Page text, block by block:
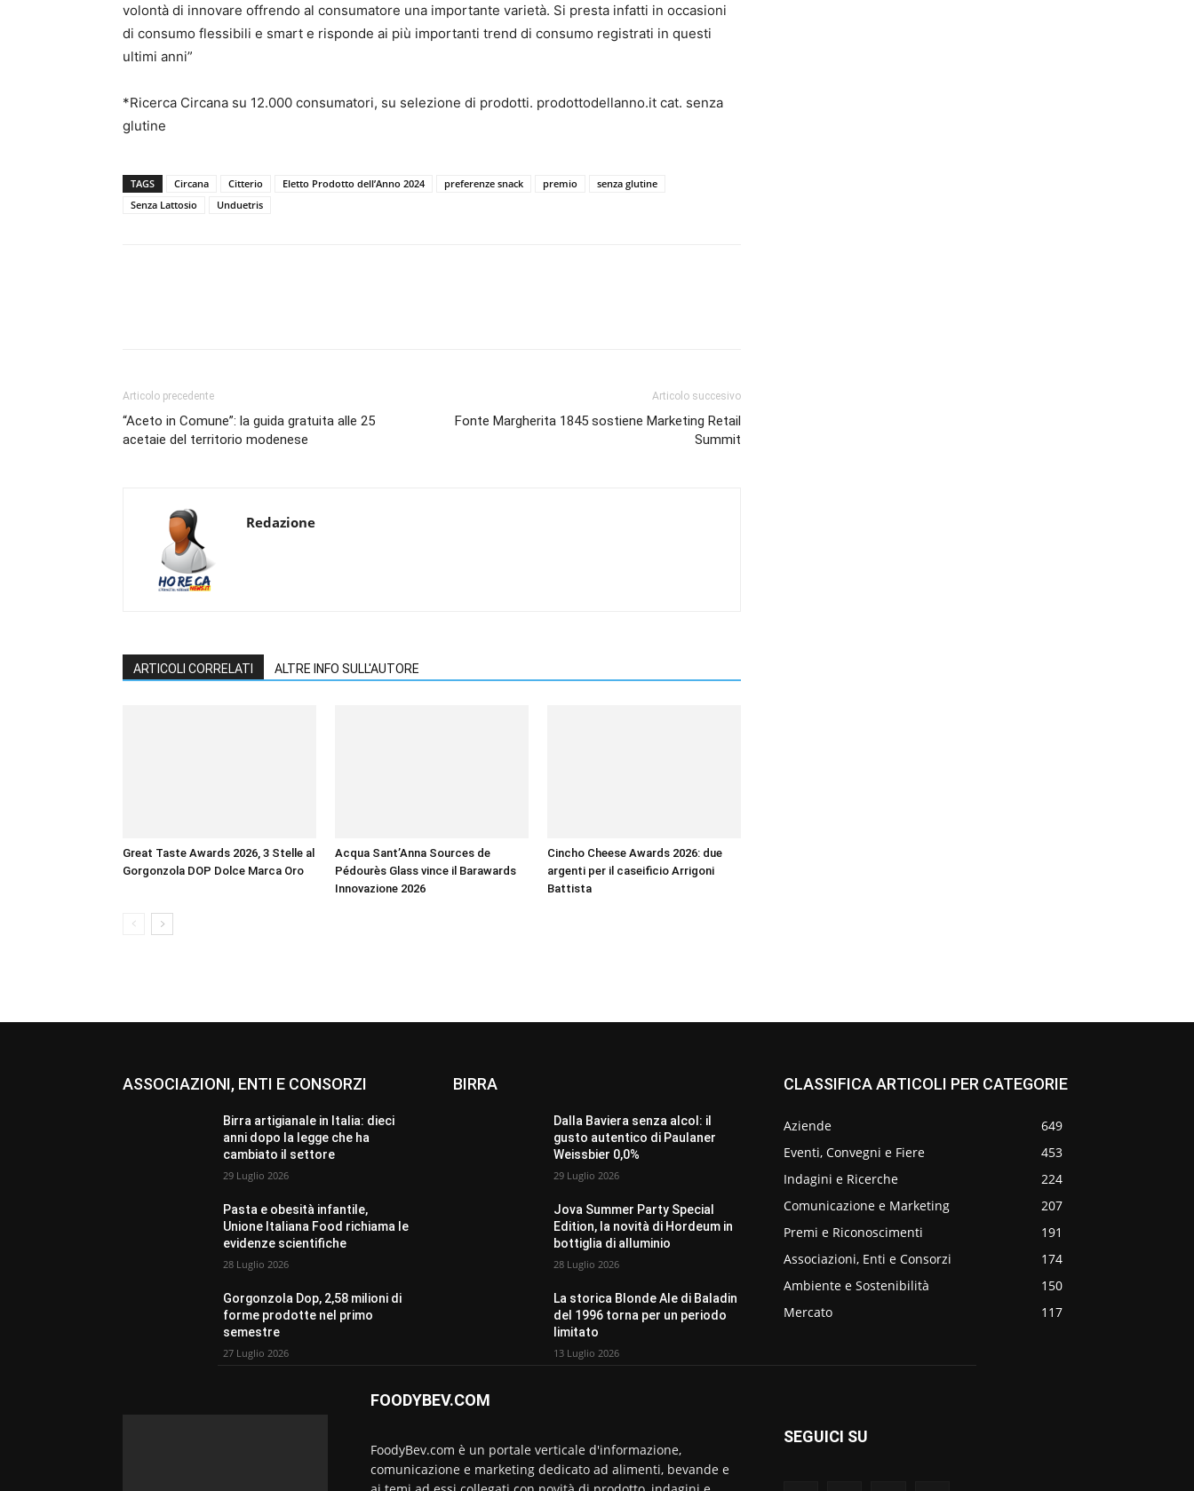
volontà di innovare offrendo al consumatore una importante varietà. Si presta infatti in occasioni
di consumo flessibili e smart e risponde ai più importanti trend di consumo registrati in questi
ultimi anni”
*Ricerca Circana su 12.000 consumatori, su selezione di prodotti. prodottodellanno.it cat. senza
glutine
TAGS Circana Citterio Eletto Prodotto dell’Anno 2024 preferenze snack premio
senza glutine
Senza Lattosio
Unduetris
Articolo precedente
“Aceto in Comune”: la guida gratuita alle 25
acetaie del territorio modenese
Articolo succesivo
Fonte Margherita 1845 sostiene Marketing Retail
Summit
Redazione
ARTICOLI CORRELATI ALTRE INFO SULL'AUTORE
Great Taste Awards 2026, 3 Stelle al
Gorgonzola DOP Dolce Marca Oro
Acqua Sant’Anna Sources de
Pédourès Glass vince il Barawards
Innovazione 2026
Cincho Cheese Awards 2026: due
argenti per il caseificio Arrigoni
Battista
ASSOCIAZIONI, ENTI E CONSORZI
Birra artigianale in Italia: dieci
anni dopo la legge che ha
cambiato il settore
29 Luglio 2026
Pasta e obesità infantile,
Unione Italiana Food richiama le
evidenze scientifiche
28 Luglio 2026
Gorgonzola Dop, 2,58 milioni di
forme prodotte nel primo
semestre
27 Luglio 2026
BIRRA
Dalla Baviera senza alcol: il
gusto autentico di Paulaner
Weissbier 0,0%
29 Luglio 2026
Jova Summer Party Special
Edition, la novità di Hordeum in
bottiglia di alluminio
28 Luglio 2026
La storica Blonde Ale di Baladin
del 1996 torna per un periodo
limitato
13 Luglio 2026
CLASSIFICA ARTICOLI PER CATEGORIE
Aziende
649
Eventi, Convegni e Fiere
453
Indagini e Ricerche
224
Comunicazione e Marketing
207
Premi e Riconoscimenti
191
Associazioni, Enti e Consorzi
174
Ambiente e Sostenibilità
150
Mercato
117
FOODYBEV.COM
FoodyBev.com è un portale verticale d'informazione,
comunicazione e marketing dedicato ad alimenti, bevande e
SEGUICI SU